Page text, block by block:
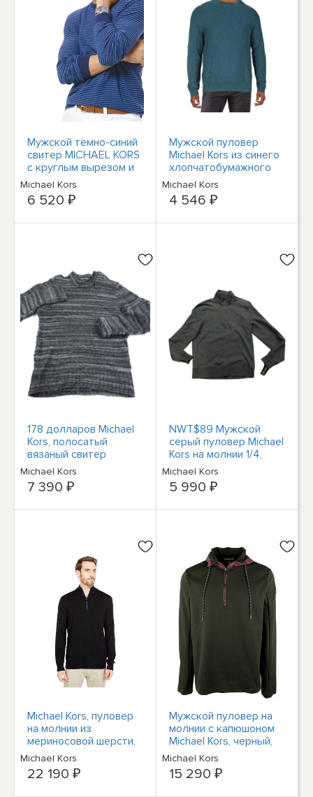
Мужской темно-синий
свитер MICHAEL KORS
с круглым вырезом и
полосками в полоску
от MICHAEL KORS XXL
Michael Kors
6 520 ₽
Мужской пуловер
Michael Kors из синего
хлопчатобумажного
трикотажа с круглым
вырезом XS BHFO
1986
Michael Kors
4 546 ₽
178 долларов Michael
Kors, полосатый
вязаный свитер
живописного угольно-
серого цвета,
мужской размер
Michael Kors
7 390 ₽
NWT$89 Мужской
серый пуловер Michael
Kors на молнии 1/4,
спортивная куртка
большого размера
Michael Kors
5 990 ₽
Michael Kors, пуловер
на молнии из
мериносовой шерсти,
черный, XL
Michael Kors
22 190 ₽
Мужской пуловер на
молнии с капюшоном
Michael Kors, черный,
XXL
Michael Kors
15 290 ₽